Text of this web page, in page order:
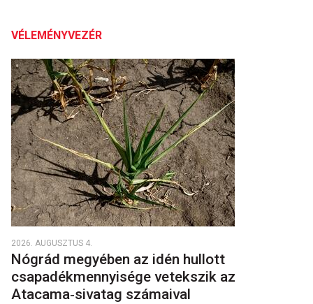
VÉLEMÉNYVEZÉR
2026. AUGUSZTUS 4.
Nógrád megyében az idén hullott
csapadékmennyisége vetekszik az
Atacama‑sivatag számaival